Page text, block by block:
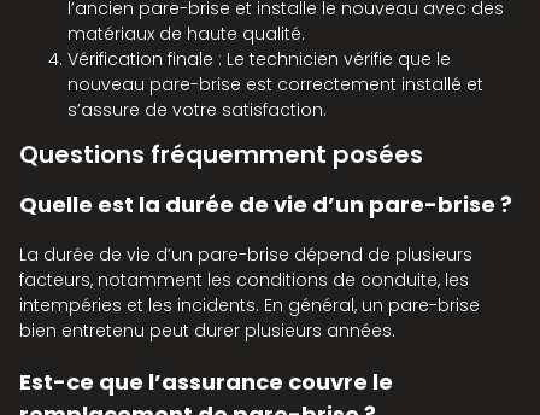
l’ancien pare-brise et installe le nouveau avec des
matériaux de haute qualité.
Vérification finale : Le technicien vérifie que le
nouveau pare-brise est correctement installé et
s’assure de votre satisfaction.
Questions fréquemment posées
Quelle est la durée de vie d’un pare-brise ?
La durée de vie d’un pare-brise dépend de plusieurs
facteurs, notamment les conditions de conduite, les
intempéries et les incidents. En général, un pare-brise
bien entretenu peut durer plusieurs années.
Est-ce que l’assurance couvre le